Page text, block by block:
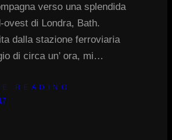
verso una splendida
ovest di Londra, Bath.
dalla stazione ferroviaria
di circa un’ ora, mi…
READING